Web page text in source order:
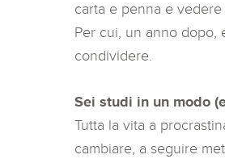
carta e penna e
Per cui, un anno dopo,
condividere.
Sei studi in un modo
Tutta la vita a
cambiare, a seguire